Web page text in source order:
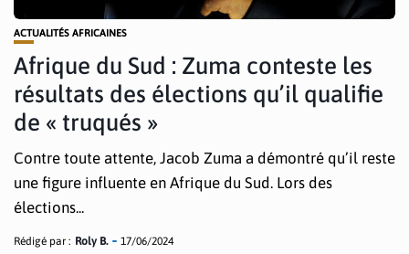
ACTUALITÉS AFRICAINES
Afrique du Sud : Zuma conteste les
résultats des élections qu’il qualifie
de « truqués »
Contre toute attente, Jacob Zuma a démontré qu’il reste
une figure influente en Afrique du Sud. Lors des
élections...
Rédigé par : Roly B. 17/06/2024